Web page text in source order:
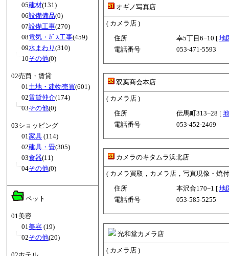
05建材(131)
06設備備品(0)
07設備工事(270)
08電気・ｶﾞｽ工事(459)
09水まわり (310)
10その他(0)
02売買・賃貸
01 土地・建物売買(601)
02賃貸仲介(174)
03その他(0)
03ショッピング
01 家具 (114)
02建具・畳(305)
03食器(11)
04その他(0)
ペット
01美容
01 美容 (19)
02その他(20)
オギノ写真店
( カメラ店 )
住所
幸5丁目6−10 [ 地
電話番号
053-471-5593
双葉商会本店
( カメラ店 )
住所
伝馬町313−28 [
電話番号
053-452-2469
カメラのキタムラ浜北店
( カメラ買取，カメラ店，写真現像・焼
住所
本沢合170−1 [ 地
電話番号
053-585-5255
光和堂カメラ店
( カメラ店 )